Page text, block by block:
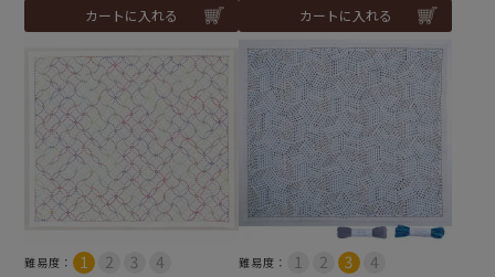
カートに入れる カートに入れる
難易度： 難易度：